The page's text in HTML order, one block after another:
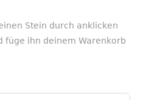
Stein durch anklicken
füge ihn deinem Warenkorb